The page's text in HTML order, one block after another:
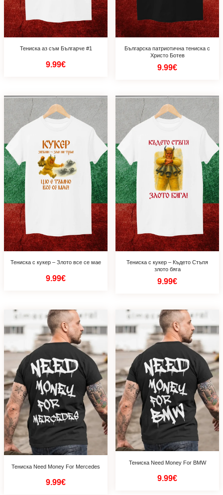
Тениска аз съм Българче #1
9.99€
Българска патриотична тениска с
Христо Ботев
9.99€
Тениска с кукер – Злото все се мае
9.99€
Тениска с кукер – Където Стъпя
злото бяга
9.99€
Тениска Need Money For Mercedes
9.99€
Тениска Need Money For BMW
9.99€